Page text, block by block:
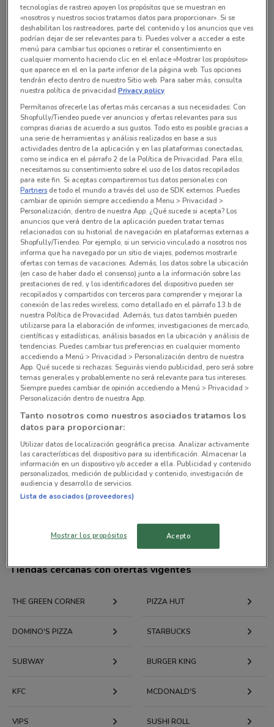
Todas las ofertas de esta tienda
En este momento no hay ofertas vigentes
Sucursales Krispy Kreme alrededor
Calle Cañaverales Ciudad De México
12.8 km
Calzada del Hueso Ciudad De México
14.1 km
Calzada del Hueso Ciudad De México
14.3 km
Av. Acoxpa Ciudad De México
14.3 km
Av. del Imán Ciudad De México
16.7 km
Tiendas cercanas con ofertas vigentes
THE GREEN CORNER PIZZA HUT
DOMINO'S PIZZA STARBUCKS
SUBWAY BURGER KING
KFC MCDONALD'S
VIPS SUSHI ROLL
tecnologías de rastreo apoyen los propósitos que se muestran en
«nosotros y nuestros socios tratamos datos para proporcionar». Si se
deshabilitan los rastreadores, parte del contenido y los anuncios que ves
podrían dejar de ser relevantes para ti. Puedes volver a acceder a este
menú para cambiar tus opciones o retirar el consentimiento en
cualquier momento haciendo clic en el enlace «Mostrar los propósitos»
que aparece en el en la parte inferior de la página web. Tus opciones
tendrán efecto dentro de nuestro Sitio web. Para saber más, consulta
nuestra política de privacidad.Privacy policy
Permítanos ofrecerle las ofertas más cercanas a sus necesidades: Con
Shopfully/Tiendeo puede ver anuncios y ofertas relevantes para sus
compras diarias de acuerdo a sus gustos. Todo esto es posible gracias a
una serie de herramientas y análisis realizados en base a sus
actividades dentro de la aplicación y en las plataformas conectadas,
como se indica en el párrafo 2 de la Política de Privacidad. Para ello,
necesitamos su consentimiento sobre el uso de los datos recopilados
para este fin. Si aceptas compartiremos tus datos personales con
Partners de todo el mundo a través del uso de SDK externos. Puedes
cambiar de opinión siempre accediendo a Menu > Privacidad >
Personalización, dentro de nuestra App. ¿Qué sucede si acepta? Los
anuncios que verá dentro de la aplicación pueden tratar temas
relacionados con su historial de navegación en plataformas externas a
Shopfully/Tiendeo. Por ejemplo, si un servicio vinculado a nosotros nos
informa que ha navegado por un sitio de viajes, podemos mostrarle
ofertas con temas de vacaciones. Además, los datos sobre la ubicación
(en caso de haber dado el consenso) junto a la información sobre las
prestaciones de red, y los identificadores del dispositivo pueden ser
recopilados y compartidos con terceros para comprender y mejorar la
conexión de las redes wireless, como detallado en el párrafo 13.b de
nuestra Política de Provacidad. Además, tus datos también pueden
utilizarse para la elaboración de informes, investigaciones de mercado,
científicas y estadísticas, análisis basados en la ubicación y análisis de
tendencias. Puedes cambiar tus preferencias en cualquier momento
accediendo a Menú > Privacidad > Personalización dentro de nuestra
App. Qué sucede si rechazas: Seguirás viendo publicidad, pero será sobre
temas generales y probablemente no será relevante para tus intereses.
Siempre puedes cambiar de opinión accediendo a Menú > Privacidad >
Personalización dentro de nuestra App.
Tanto nosotros como nuestros asociados tratamos los
datos para proporcionar:
Utilizar datos de localización geográfica precisa. Analizar activamente
las características del dispositivo para su identificación. Almacenar la
información en un dispositivo y/o acceder a ella. Publicidad y contenido
personalizados, medición de publicidad y contenido, investigación de
audiencia y desarrollo de servicios.
Lista de asociados (proveedores)
Mostrar los propósitos Acepto